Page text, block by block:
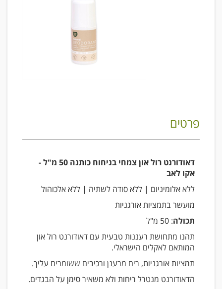
פרטים
דאודורנט רול און צמחי בניחוח כותנה 50 מ"ל -
אקו לאב
ללא אלומיניום | ללא סודה לשתיה | ללא אלכוהול
מועשר בתמציות אורגניות
תכולה: 50 מ"ל
תהנו מתחושת רעננות טבעית עם דאודורנט רול און
המותאם לאקלים הישראלי.
תמציות אורגניות, ריח מרענן ורכיבים ששומרים עליך.
הדאודורנט מנטרל ריחות ולא משאיר סימן על הבגדים.